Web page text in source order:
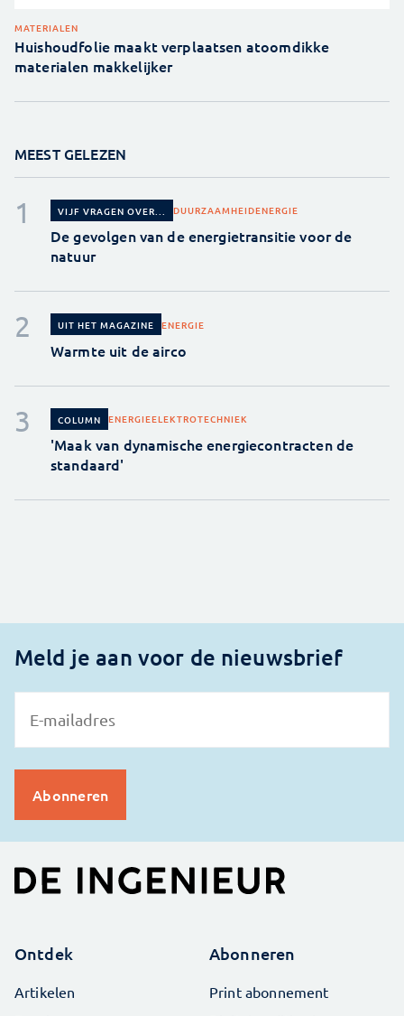
MATERIALEN
Huishoudfolie maakt verplaatsen atoomdikke
materialen makkelijker
MEEST GELEZEN
VIJF VRAGEN OVER... DUURZAAMHEIDENERGIE
De gevolgen van de energietransitie voor de
natuur
UIT HET MAGAZINE ENERGIE
Warmte uit de airco
COLUMN ENERGIEELEKTROTECHNIEK
'Maak van dynamische energiecontracten de
standaard'
Meld je aan voor de nieuwsbrief
Ontdek
Artikelen
Abonneren
Print abonnement